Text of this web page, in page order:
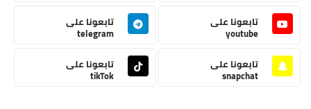
تابعونا على
youtube
تابعونا على
telegram
تابعونا على
snapchat
تابعونا على
tikTok